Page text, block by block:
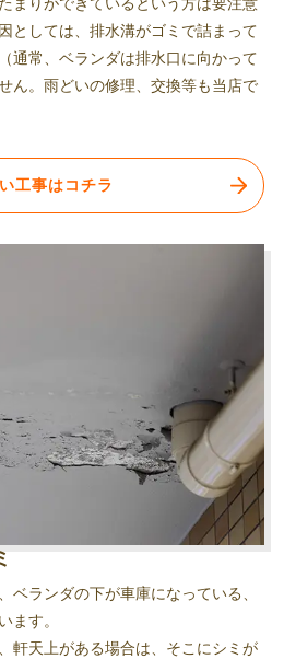
としては、排水溝がゴミで詰まって
通常、ベランダは排水口に向かって
ん。雨どいの修理、交換等も当店で
工事はコチラ
ベランダの下が車庫になっている、
ます。
軒天上がある場合は、そこにシミが